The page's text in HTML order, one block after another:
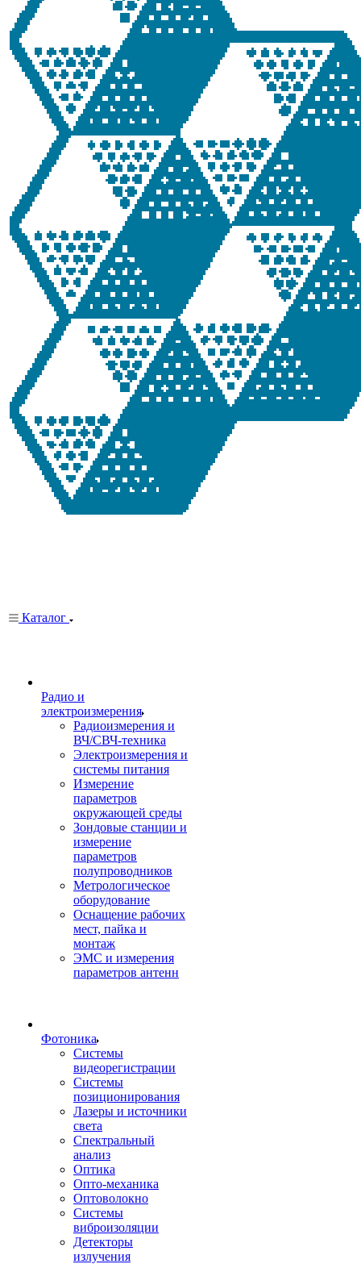
Каталог
Радио и
электроизмерения
Радиоизмерения и
ВЧ/СВЧ-техника
Электроизмерения и
системы питания
Измерение
параметров
окружающей среды
Зондовые станции и
измерение
параметров
полупроводников
Метрологическое
оборудование
Оснащение рабочих
мест, пайка и
монтаж
ЭМС и измерения
параметров антенн
Фотоника
Cистемы
видеорегистрации
Системы
позиционирования
Лазеры и источники
света
Спектральный
анализ
Оптика
Опто-механика
Оптоволокно
Системы
виброизоляции
Детекторы
излучения